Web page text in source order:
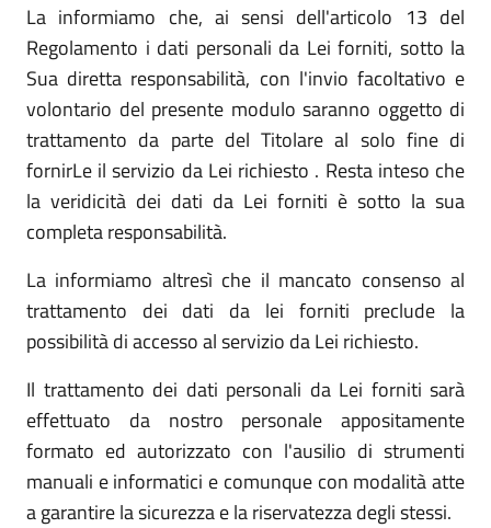
La informiamo che, ai sensi dell'articolo 13 del
Regolamento i dati personali da Lei forniti, sotto la
Sua diretta responsabilità, con l'invio facoltativo e
volontario del presente modulo saranno oggetto di
trattamento da parte del Titolare al solo fine di
fornirLe il servizio da Lei richiesto . Resta inteso che
la veridicità dei dati da Lei forniti è sotto la sua
completa responsabilità.
La informiamo altresì che il mancato consenso al
trattamento dei dati da lei forniti preclude la
possibilità di accesso al servizio da Lei richiesto.
Il trattamento dei dati personali da Lei forniti sarà
effettuato da nostro personale appositamente
formato ed autorizzato con l'ausilio di strumenti
manuali e informatici e comunque con modalità atte
a garantire la sicurezza e la riservatezza degli stessi.